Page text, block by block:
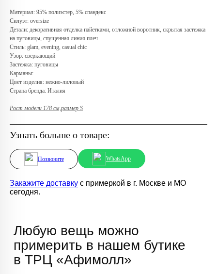
Материал: 95% полиэстер, 5% спандекс
Силуэт: oversize
Детали: декоративная отделка пайетками, отложной воротник, скрытая застежка
на пуговицы, спущенная линия плеч
Стиль: glam, evening, casual chic
Узор: сверкающий
Застежка: пуговицы
Карманы:
Цвет изделия: нежно-лиловый
Страна бренда: Италия
Рост модели 178 см,размер S
Узнать больше о товаре:
Позвоните WhatsApp
Закажите доставку с примеркой в г. Москве и МО
сегодня.
в ТРЦ «Афимолл»
Адрес:
Москва, Пресненская наб.,
д.2, ТРЦ «Афимолл», 1 этаж
Телефон: +7 (966) 019-41-76